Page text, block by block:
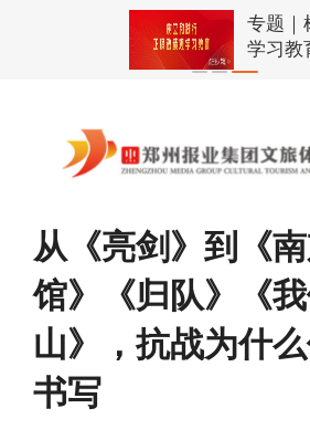
专题｜树立和践行
学习教育
从《亮剑》到《
馆》《归队》《
山》，抗战为什
书写